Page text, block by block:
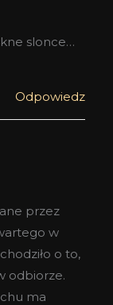
slonce…
Odpowiedz
przez
w
o to,
odbiorze.
ma